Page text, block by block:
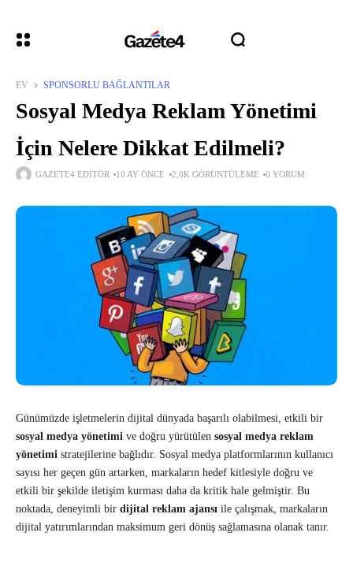
EV SPONSORLU BAĞLANTILAR
Sosyal Medya Reklam Yönetimi
İçin Nelere Dikkat Edilmeli?
GAZETE4 EDITÖR 10 AY ÖNCE 2,0K GÖRÜNTÜLEME 0 YORUM
Günümüzde işletmelerin dijital dünyada başarılı olabilmesi, etkili bir
sosyal medya yönetimi ve doğru yürütülen sosyal medya reklam
yönetimi stratejilerine bağlıdır. Sosyal medya platformlarının kullanıcı
sayısı her geçen gün artarken, markaların hedef kitlesiyle doğru ve
etkili bir şekilde iletişim kurması daha da kritik hale gelmiştir. Bu
noktada, deneyimli bir dijital reklam ajansı ile çalışmak, markaların
dijital yatırımlarından maksimum geri dönüş sağlamasına olanak tanır.